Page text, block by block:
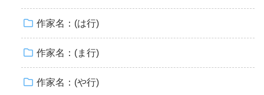
作家名：(は行)
作家名：(ま行)
作家名：(や行)